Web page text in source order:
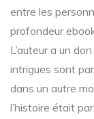
entre les
profondeur
L’auteur a un
intrigues sont
dans un autre
l’histoire était